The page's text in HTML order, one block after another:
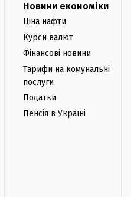
Новини економіки
Ціна нафти
Курси валют
Фінансові новини
Тарифи на комунальні
послуги
Податки
Пенсія в Україні